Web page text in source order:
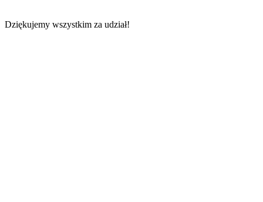
Dziękujemy wszystkim za udział!